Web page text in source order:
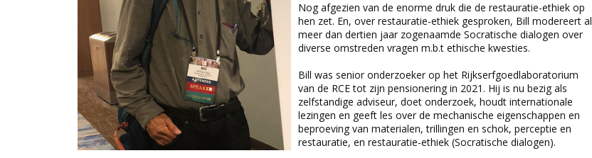
Nog afgezien van de enorme druk die de restauratie-ethiek op
hen zet. En, over restauratie-ethiek gesproken, Bill modereert al
meer dan dertien jaar zogenaamde Socratische dialogen over
diverse omstreden vragen m.b.t ethische kwesties.
Bill was senior onderzoeker op het Rijkserfgoedlaboratorium
van de RCE tot zijn pensionering in 2021. Hij is nu bezig als
zelfstandige adviseur, doet onderzoek, houdt internationale
lezingen en geeft les over de mechanische eigenschappen en
beproeving van materialen, trillingen en schok, perceptie en
restauratie, en restauratie-ethiek (Socratische dialogen).